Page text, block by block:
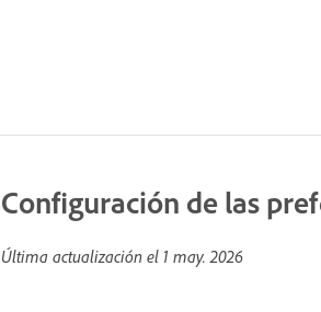
Configuración de las
Última actualización el 1 may. 2026